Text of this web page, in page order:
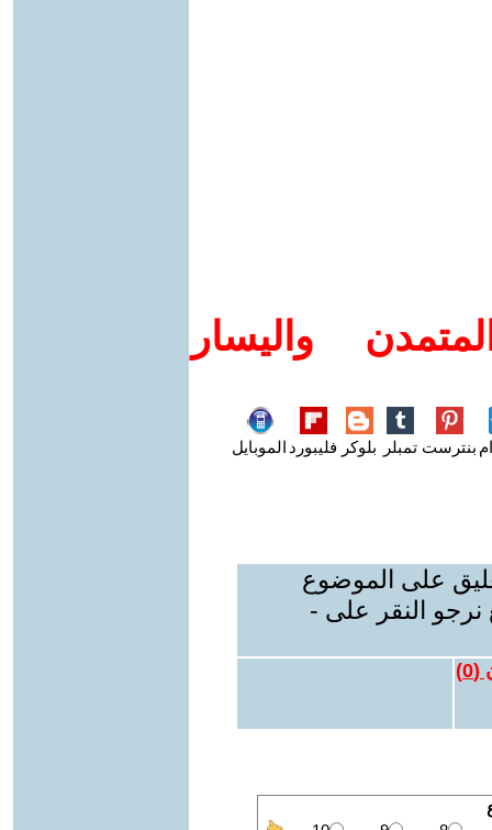
واليسار
بنترست تمبلر بلوكر فليبورد الموبايل
على الموضوع
نرجو النقر على -
(
0
)